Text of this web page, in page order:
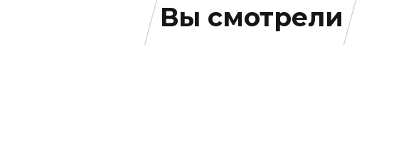
Вы смотрели